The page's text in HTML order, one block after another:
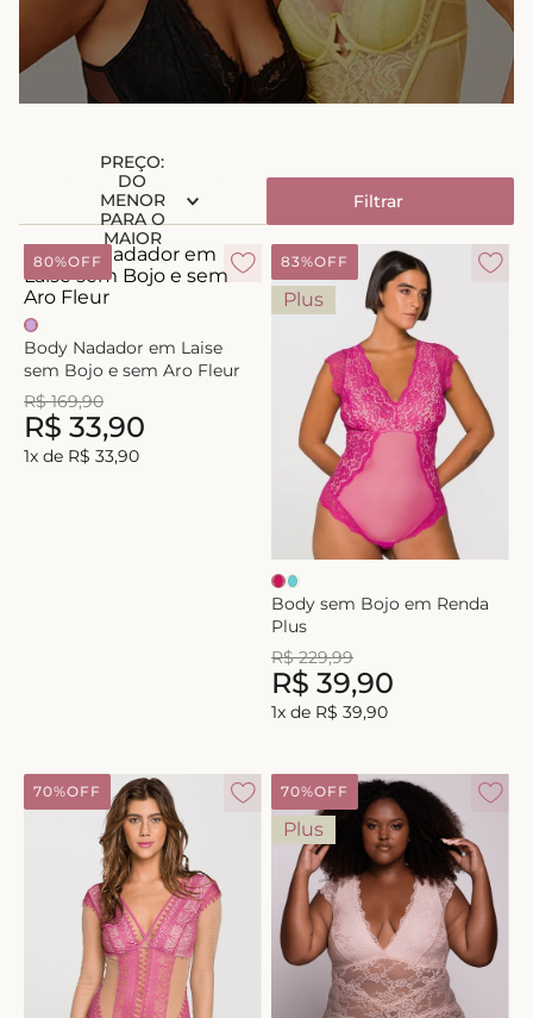
PREÇO:
DO
MENOR
PARA O
MAIOR
Filtrar
80%OFF
Body Nadador em Laise
sem Bojo e sem Aro Fleur
R$ 169,90
R$ 33,90
1x de R$ 33,90
83%OFF
Plus
Body sem Bojo em Renda
Plus
R$ 229,99
R$ 39,90
1x de R$ 39,90
70%OFF 70%OFF
Plus
triangulo
short doll